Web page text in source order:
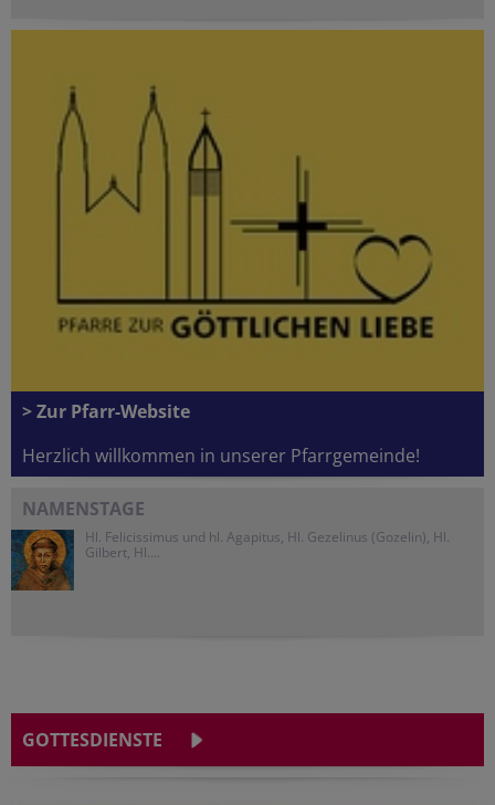
> Zur Pfarr-Website
Herzlich willkommen in unserer Pfarrgemeinde!
NAMENSTAGE
Hl. Felicissimus und hl. Agapitus, Hl. Gezelinus (Gozelin), Hl.
Gilbert, Hl....
GOTTESDIENSTE